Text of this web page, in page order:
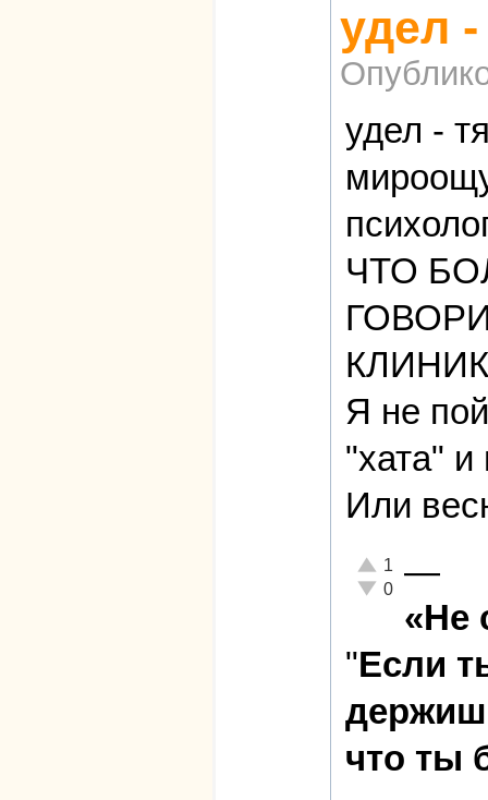
удел -
удел -
ЧТО
Я не
"хата"
Или
Отлично!
1
Неадекватно!
0 —
«Не
"Если
что ты